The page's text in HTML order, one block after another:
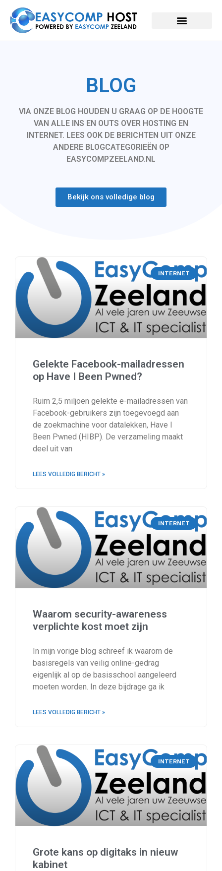
BLOG
VIA ONZE BLOG HOUDEN U GRAAG OP DE HOOGTE
VAN ALLE INS EN OUTS OVER HOSTING EN
INTERNET. LEES OOK DE BERICHTEN UIT ONZE
ANDERE BLOGCATEGORIEËN OP
EASYCOMPZEELAND.NL
Bekijk ons volledige blog
INTERNET
Gelekte Facebook-mailadressen
op Have I Been Pwned?
Ruim 2,5 miljoen gelekte e-mailadressen van
Facebook-gebruikers zijn toegevoegd aan
de zoekmachine voor datalekken, Have I
Been Pwned (HIBP). De verzameling maakt
deel uit van
LEES VOLLEDIG BERICHT »
INTERNET
Waarom security-awareness
verplichte kost moet zijn
In mijn vorige blog schreef ik waarom de
basisregels van veilig online-gedrag
eigenlijk al op de basisschool aangeleerd
moeten worden. In deze bijdrage ga ik
LEES VOLLEDIG BERICHT »
INTERNET
Grote kans op digitaks in nieuw
kabinet